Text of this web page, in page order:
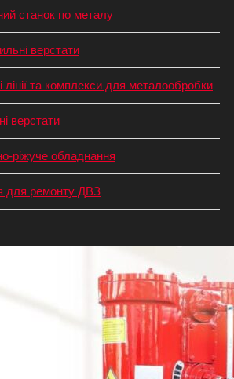
станок по металу
верстати
лінії та комплекси для металообробки
верстати
ріжуче обладнання
для ремонту ДВЗ